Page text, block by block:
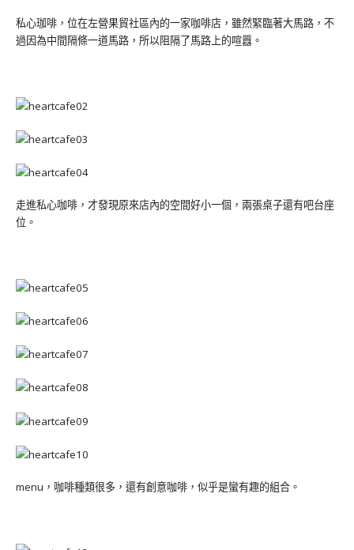
私心珈啡，位在左營果貿社區內的一家咖啡店，雖然緊臨著大馬路，不
過因為中間隔條一道馬路，所以阻隔了馬路上的喧囂。
走進私心咖啡，才發現原來店內的空間好小一個，兩張桌子還有吧台座
位。
menu，咖啡種類很多，還有創意咖啡，似乎是蠻有趣的組合。